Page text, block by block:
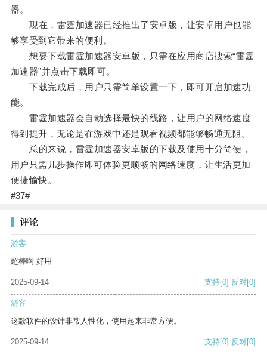
器。
现在，雷霆加速器已经推出了安卓版，让安卓用户也能
够享受到它带来的便利。
想要下载雷霆加速器安卓版，只需在应用商店搜索“雷霆
加速器”并点击下载即可。
下载完成后，用户只需简单设置一下，即可开启加速功
能。
雷霆加速器会自动选择最快的线路，让用户的网络速度
得到提升，无论是在游戏中还是观看视频都能够畅通无阻。
总的来说，雷霆加速器安卓版的下载及使用十分简便，
用户只需几步操作即可体验更顺畅的网络速度，让生活更加
便捷愉快。
#37#
评论
游客
超棒啊 好用
2025-09-14 支持[0] 反对[0]
游客
这款软件的设计非常人性化，使用起来非常方便。
2025-09-14 支持[0] 反对[0]